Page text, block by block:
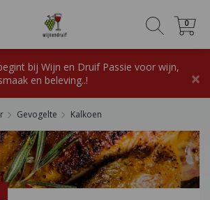
0
0
bij Wijn en Druif Passie voor wijn,
en beleving..!
×
Gevogelte Kalkoen